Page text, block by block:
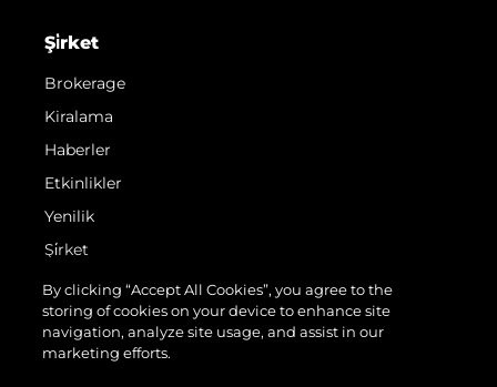
Şi̇rket
Brokerage
Kiralama
Haberler
Etkinlikler
Yenilik
Şi̇rket
Ekip
Yaşam Şekli̇
Mi̇ras
By clicking “Accept All Cookies”, you agree to the
storing of cookies on your device to enhance site
navigation, analyze site usage, and assist in our
marketing efforts.